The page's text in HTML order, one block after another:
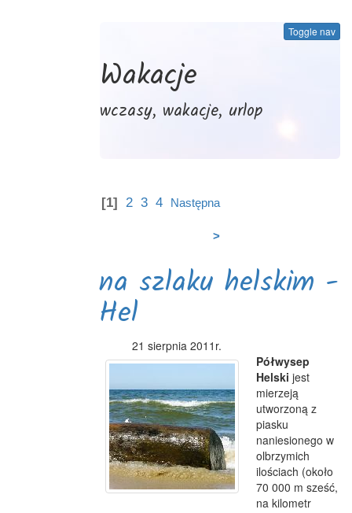
Toggle nav
Wakacje
wczasy, wakacje, urlop
[1] 2 3 4 Następna
>
na szlaku helskim -
Hel
21 sierpnia 2011r.
Półwysep
Helski jest
mierzeją
utworzoną z
piasku
naniesionego w
olbrzymich
ilościach (około
70 000 m sześć,
na kilometr